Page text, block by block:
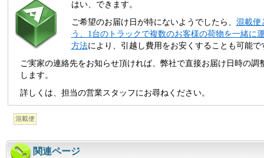
はい、できます。
ご希望のお届け日が特にないようでしたら、 混載便
う、1台のトラックで複数のお客様の荷物を一緒に
方法により、引越し費用をお安くすることも可能で
ご実家の連絡先をお知らせ頂ければ、弊社で直接お届け日時の調
します。
詳しくは、担当の営業スタッフにお尋ねください。
混載便
関連ページ